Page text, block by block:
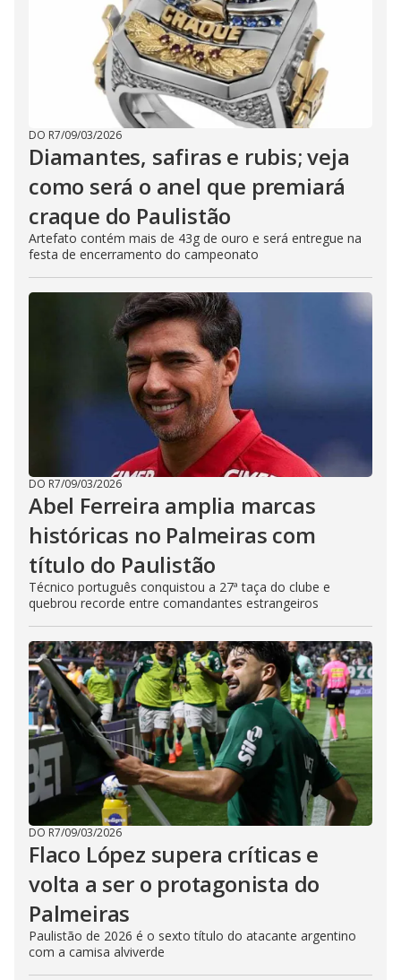
DO R7/09/03/2026
Diamantes, safiras e rubis; veja
como será o anel que premiará
craque do Paulistão
Artefato contém mais de 43g de ouro e será entregue na
festa de encerramento do campeonato
DO R7/09/03/2026
Abel Ferreira amplia marcas
históricas no Palmeiras com
título do Paulistão
Técnico português conquistou a 27ª taça do clube e
quebrou recorde entre comandantes estrangeiros
DO R7/09/03/2026
Flaco López supera críticas e
volta a ser o protagonista do
Palmeiras
Paulistão de 2026 é o sexto título do atacante argentino
com a camisa alviverde